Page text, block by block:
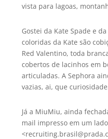
vista para lagoas,
Gostei da Kate Spade e
coloridas da Kate são
Red Valentino, toda
cobertos de lacinhos em
articuladas. A Sephora
vazias, ai, que
Já a MiuMiu, ainda
mail impresso em um